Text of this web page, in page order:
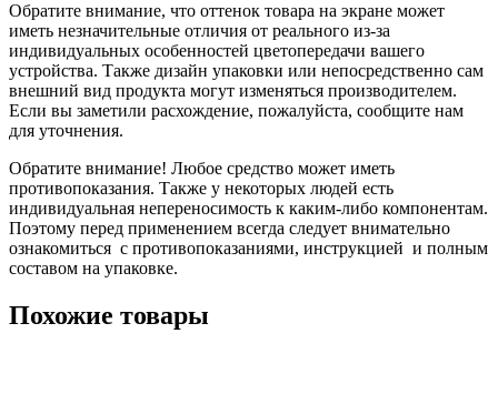
Обратите внимание, что оттенок товара на экране может
иметь незначительные отличия от реального из-за
индивидуальных особенностей цветопередачи вашего
устройства. Также дизайн упаковки или непосредственно сам
внешний вид продукта могут изменяться производителем.
Если вы заметили расхождение, пожалуйста, сообщите нам
для уточнения.
Обратите внимание! Любое средство может иметь
противопоказания. Также у некоторых людей есть
индивидуальная непереносимость к каким-либо компонентам.
Поэтому перед применением всегда следует внимательно
ознакомиться с противопоказаниями, инструкцией и полным
составом на упаковке.
Похожие товары